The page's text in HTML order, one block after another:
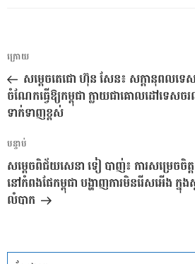
ការ​
នាំទិស​
ប្រកាស
អត្ថបទ
មុន
ក្រោយ
សម្ដេចតេជោ ហ៊ុន សែន៖ សក្ដានុពលទេ
ចំណែកធ្វើឱ្យកម្ពុជា ក្លាយជាគោលដៅទេស
ទាក់ទាញខ្ពស់
អត្ថបទ
បន្ទាប់
បន្ទាប់
សម្តេចពិជ័យសេនា ទៀ បាញ់៖ ការសម្រេចចិត្ត
នៅកំពងផែកម្ពុជា បង្ហាញការមិនរើសអើង ក្នុ
លំបាក